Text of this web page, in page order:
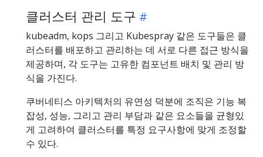
클러스터 관리 도구
kubeadm, kops 그리고 Kubespray 같은 도구들은 클
러스터를 배포하고 관리하는 데 서로 다른 접근 방식을
제공하며, 각 도구는 고유한 컴포넌트 배치 및 관리 방
식을 가진다.
쿠버네티스 아키텍처의 유연성 덕분에 조직은 기능 복
잡성, 성능, 그리고 관리 부담과 같은 요소들을 균형있
게 고려하여 클러스터를 특정 요구사항에 맞게 조정할
수 있다.